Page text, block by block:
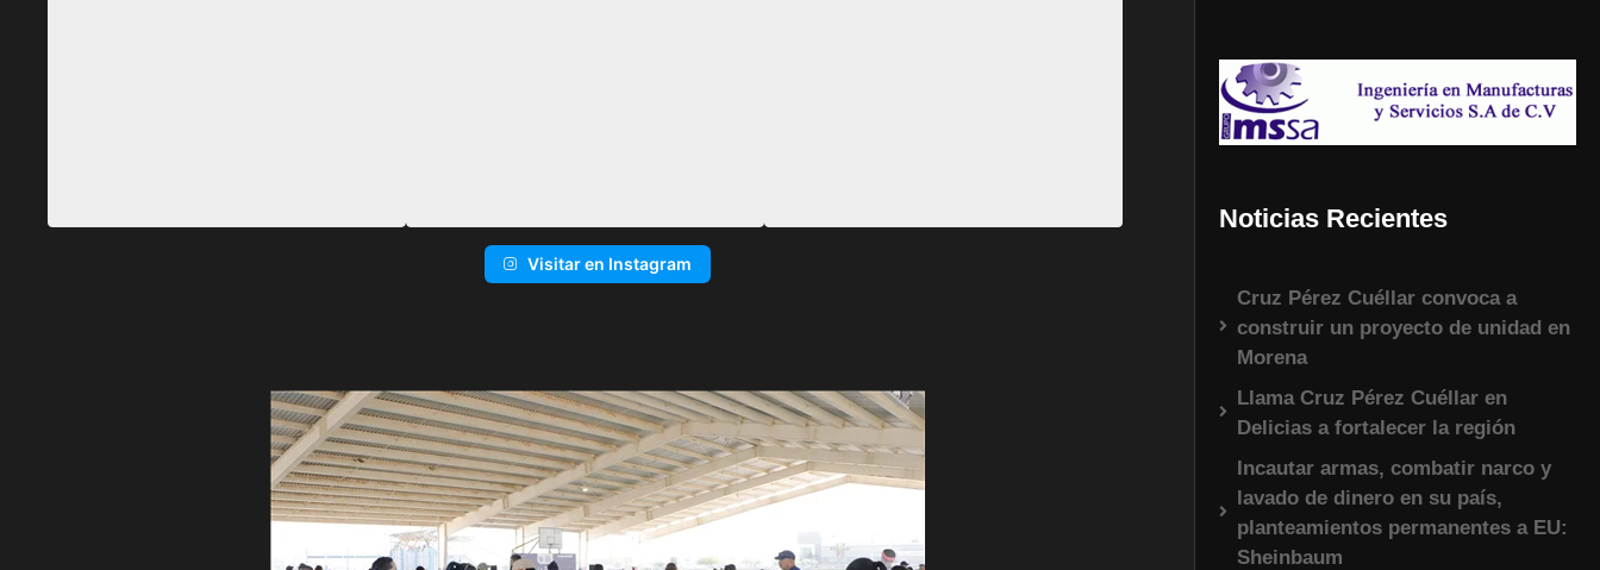
Visitar en Instagram
Noticias Recientes
Cruz Pérez Cuéllar convoca a
construir un proyecto de unidad en
Morena
Llama Cruz Pérez Cuéllar en
Delicias a fortalecer la región
Incautar armas, combatir narco y
lavado de dinero en su país,
planteamientos permanentes a EU:
Sheinbaum